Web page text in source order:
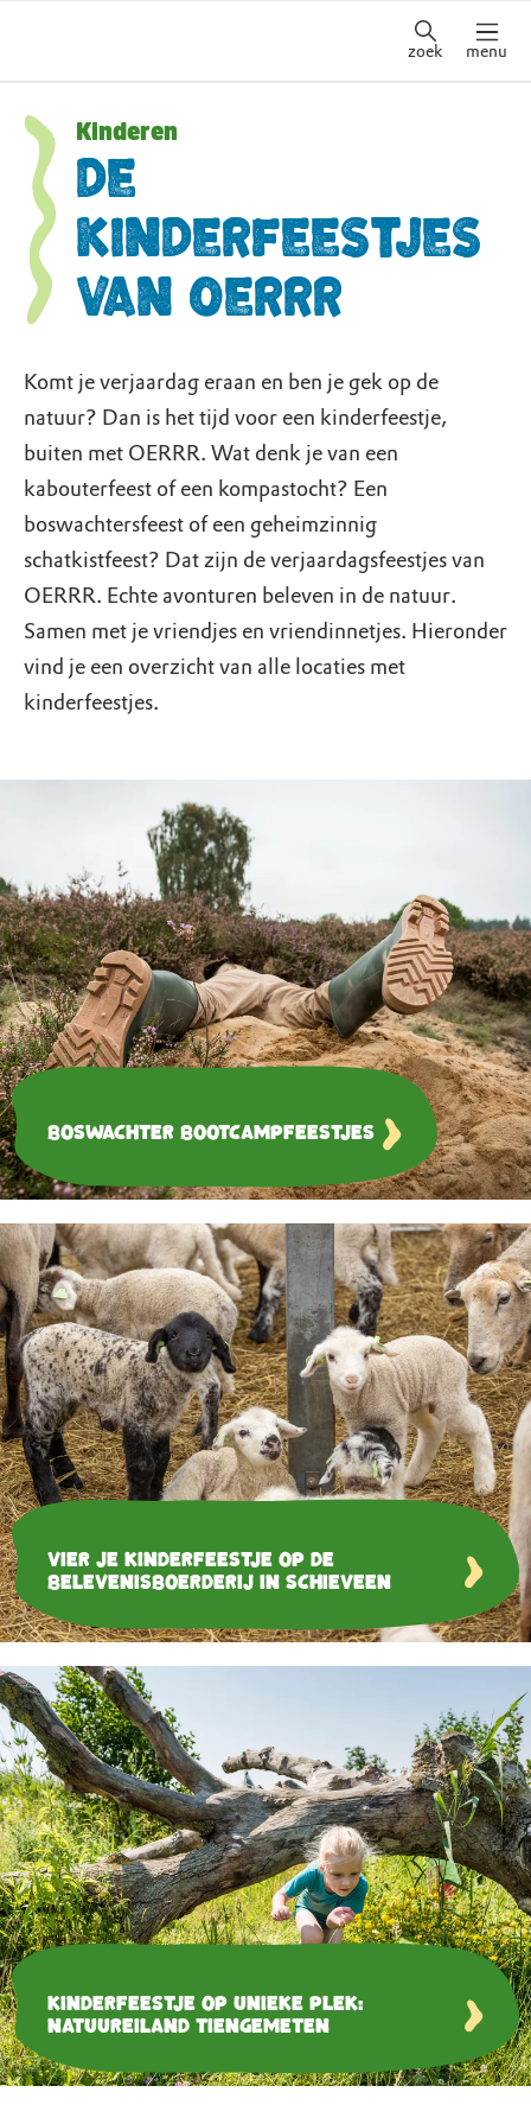
zoek menu
Kinderen
De
kinderfeestjes
van OERRR
Komt je verjaardag eraan en ben je gek op de
natuur? Dan is het tijd voor een kinderfeestje,
buiten met OERRR. Wat denk je van een
kabouterfeest of een kompastocht? Een
boswachtersfeest of een geheimzinnig
schatkistfeest? Dat zijn de verjaardagsfeestjes van
OERRR. Echte avonturen beleven in de natuur.
Samen met je vriendjes en vriendinnetjes. Hieronder
vind je een overzicht van alle locaties met
kinderfeestjes.
Boswachter Bootcampfeestjes
Vier je kinderfeestje op de
belevenisboerderij in Schieveen
Kinderfeestje op unieke plek:
natuureiland Tiengemeten